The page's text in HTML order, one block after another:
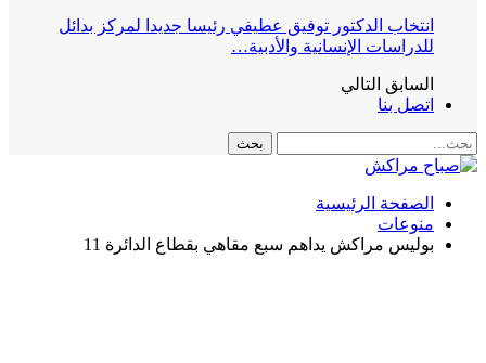
انتخاب الدكتور توفيق عطيفي رئيسا جديدا لمركز بدائل
للدراسات الإنسانية والأدبية…
السابق التالي
اتصل بنا
الصفحة الرئيسية
منوعات
بوليس مراكش يداهم سبع مقاهي بقطاع الدائرة 11